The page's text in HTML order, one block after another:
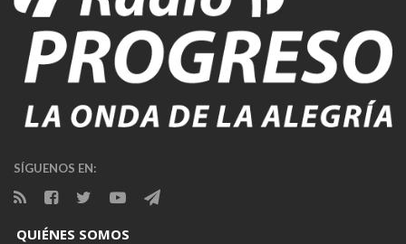
SÍGUENOS EN:
QUIÉNES SOMOS